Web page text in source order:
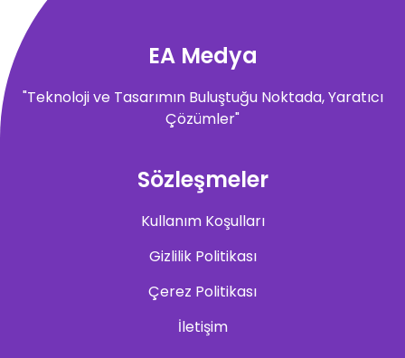
EA Medya
"Teknoloji ve Tasarımın Buluştuğu Noktada, Yaratıcı
Çözümler"
Sözleşmeler
Kullanım Koşulları
Gizlilik Politikası
Çerez Politikası
İletişim